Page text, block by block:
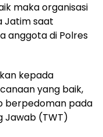
maka organisasi
Jatim saat
anggota di Polres
kepada
yang baik,
berpedoman pada
Jawab (TWT)